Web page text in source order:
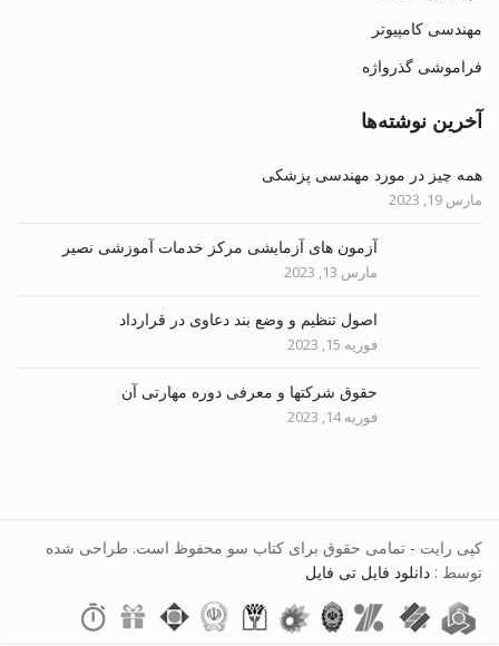
مهندسی کامپیوتر
فراموشی گذرواژه
آخرین نوشته‌ها
همه چیز در مورد مهندسی پزشکی
مارس 19, 2023
آزمون های آزمایشی مرکز خدمات آموزشی نصیر
مارس 13, 2023
اصول تنظیم و وضع بند دعاوی در قرارداد
فوریه 15, 2023
حقوق شرکتها و معرفی دوره مهارتی آن
فوریه 14, 2023
کپی رایت - تمامی حقوق برای کتاب سو محفوظ است. طراحی شده
توسط : دانلود فایل تی فایل